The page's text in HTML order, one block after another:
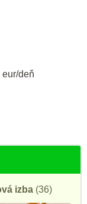
deň
izba (36)